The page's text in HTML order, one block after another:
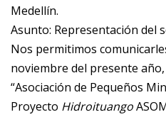
Medellín.
Asunto: Representación del
Nos permitimos
noviembre del presente
“Asociación de Pequeños
Proyecto Hidroituango